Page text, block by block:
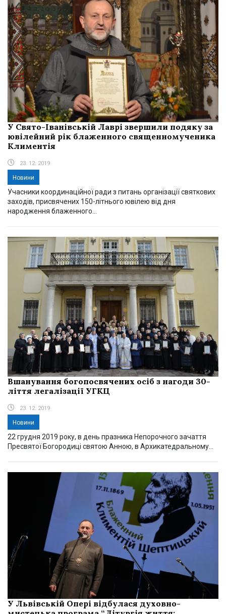
У Свято-Іванівській Лаврі звершили подяку за
ювілейний рік блаженного священномученика
Климентія
23. 12. 2019
Новини
Учасники координаційної ради з питань організації святкових
заходів, присвячених 150-літнього ювілею від дня
народження блаженного...
Вшанування богопосвячених осіб з нагоди 30-
ліття легалізації УГКЦ
23. 12. 2019
Новини
22 грудня 2019 року, в день празника Непорочного зачаття
Пресвятої Богородиці святою Анною, в Архикатедральному...
У Львівській Опері відбулася духовно-